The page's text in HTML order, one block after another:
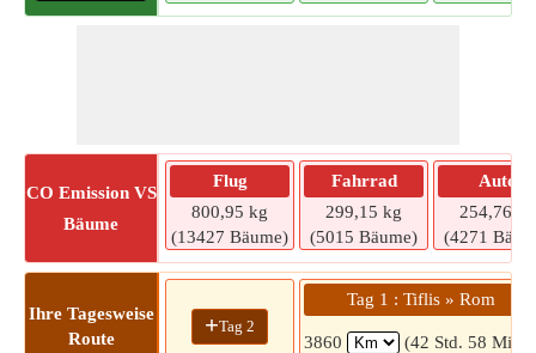
CO Emission VS
Bäume
Flug
800,95 kg
(13427 Bäume)
Fahrrad
299,15 kg
(5015 Bäume)
Auto
254,76 kg
(4271
Ihre Tagesweise
Route
+Tag 2
Tag 1 : Tiflis » Rom
3860 (42 Std. 58 Min.)